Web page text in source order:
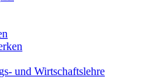
und Wirtschaftslehre